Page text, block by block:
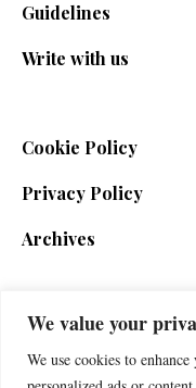
We value your
We use cookies to
Guidelines
Write with us
Cookie Policy
Privacy Policy
Archives
SIGN UP FOR THE